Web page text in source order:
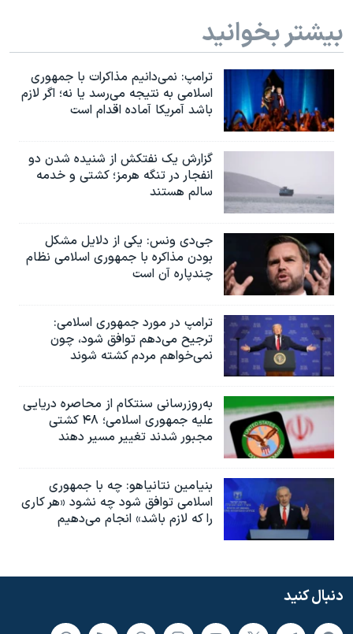
بیشتر بخوانید
ترامپ: نمی‌دانیم مذاکرات با جمهوری
اسلامی به نتیجه می‌رسد یا نه؛ اگر لازم
باشد آمریکا آماده اقدام است
گزارش یک نفتکش از شنیده شدن دو
انفجار در تنگه هرمز؛ کشتی و خدمه
سالم هستند
جی‌دی ونس: یکی از دلایل مشکل
بودن مذاکره با جمهوری اسلامی نظام
چندپاره آن است
ترامپ در مورد جمهوری اسلامی:
ترجیح می‌دهم توافق شود، چون
نمی‌خواهم مردم کشته شوند
به‌روزرسانی سنتکام از محاصره دریایی
علیه جمهوری اسلامی؛ ۴۸ کشتی
مجبور شدند تغییر مسیر دهند
بنیامین نتانیاهو: چه با جمهوری
اسلامی توافق شود چه نشود «هر کاری
را که لازم باشد» انجام می‌دهیم
دنبال کنید